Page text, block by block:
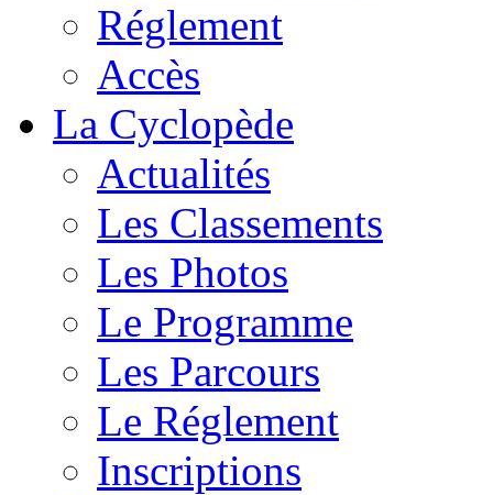
Réglement
Accès
La Cyclopède
Actualités
Les Classements
Les Photos
Le Programme
Les Parcours
Le Réglement
Inscriptions